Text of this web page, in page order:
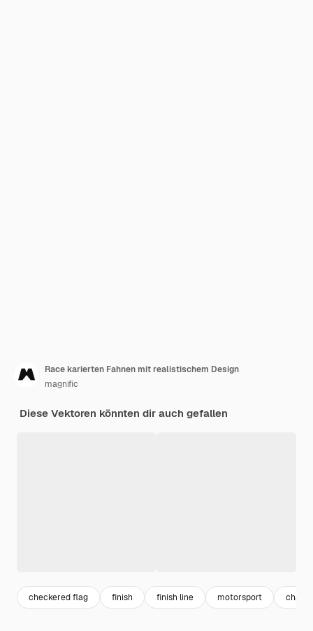
Race karierten Fahnen mit realistischem Design
magnific
Diese Vektoren könnten dir auch gefallen
checkered flag finish finish line motorsport